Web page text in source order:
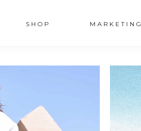
SHOP MARKETING